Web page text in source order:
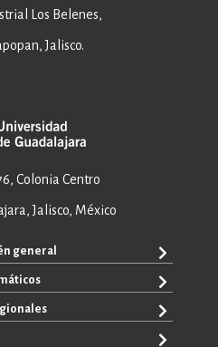
Los Belenes,
Jalisco.
Colonia Centro
Jalisco, México
general